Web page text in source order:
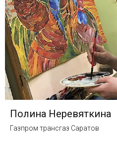
Полина Неревяткина
Газпром трансгаз Саратов